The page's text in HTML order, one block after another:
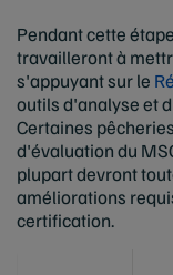
Pendant cette
travailleront à
s'appuyant sur le
outils d'analyse et
Certaines
d'évaluation du
plupart devront
améliorations
certification.